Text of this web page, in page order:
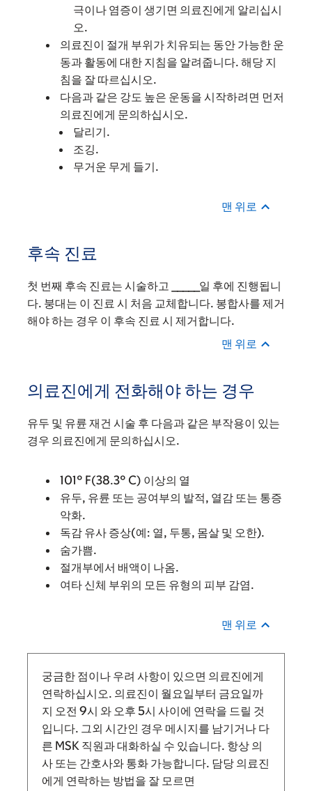
극이나 염증이 생기면 의료진에게 알리십시
오.
의료진이 절개 부위가 치유되는 동안 가능한 운
동과 활동에 대한 지침을 알려줍니다. 해당 지
침을 잘 따르십시오.
다음과 같은 강도 높은 운동을 시작하려면 먼저
의료진에게 문의하십시오.
달리기.
조깅.
무거운 무게 들기.
맨 위로
후속 진료
첫 번째 후속 진료는 시술하고 _____일 후에 진행됩니
다. 붕대는 이 진료 시 처음 교체합니다. 봉합사를 제거
해야 하는 경우 이 후속 진료 시 제거합니다.
맨 위로
의료진에게 전화해야 하는 경우
유두 및 유륜 재건 시술 후 다음과 같은 부작용이 있는
경우 의료진에게 문의하십시오.
101° F(38.3° C) 이상의 열
유두, 유륜 또는 공여부의 발적, 열감 또는 통증
악화.
독감 유사 증상(예: 열, 두통, 몸살 및 오한).
숨가쁨.
절개부에서 배액이 나옴.
여타 신체 부위의 모든 유형의 피부 감염.
맨 위로
궁금한 점이나 우려 사항이 있으면 의료진에게
연락하십시오. 의료진이 월요일부터 금요일까
지 오전 9시 와 오후 5시 사이에 연락을 드릴 것
입니다. 그외 시간인 경우 메시지를 남기거나 다
른 MSK 직원과 대화하실 수 있습니다. 항상 의
사 또는 간호사와 통화 가능합니다. 담당 의료진
에게 연락하는 방법을 잘 모르면